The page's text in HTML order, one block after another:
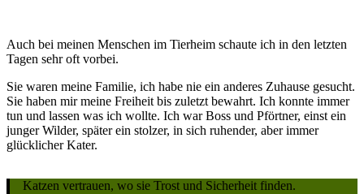
Auch bei meinen Menschen im Tierheim schaute ich in den letzten
Tagen sehr oft vorbei.
Sie waren meine Familie, ich habe nie ein anderes Zuhause gesucht.
Sie haben mir meine Freiheit bis zuletzt bewahrt. Ich konnte immer
tun und lassen was ich wollte. Ich war Boss und Pförtner, einst ein
junger Wilder, später ein stolzer, in sich ruhender, aber immer
glücklicher Kater.
Katzen vertrauen, wo sie Trost und Sicherheit finden.